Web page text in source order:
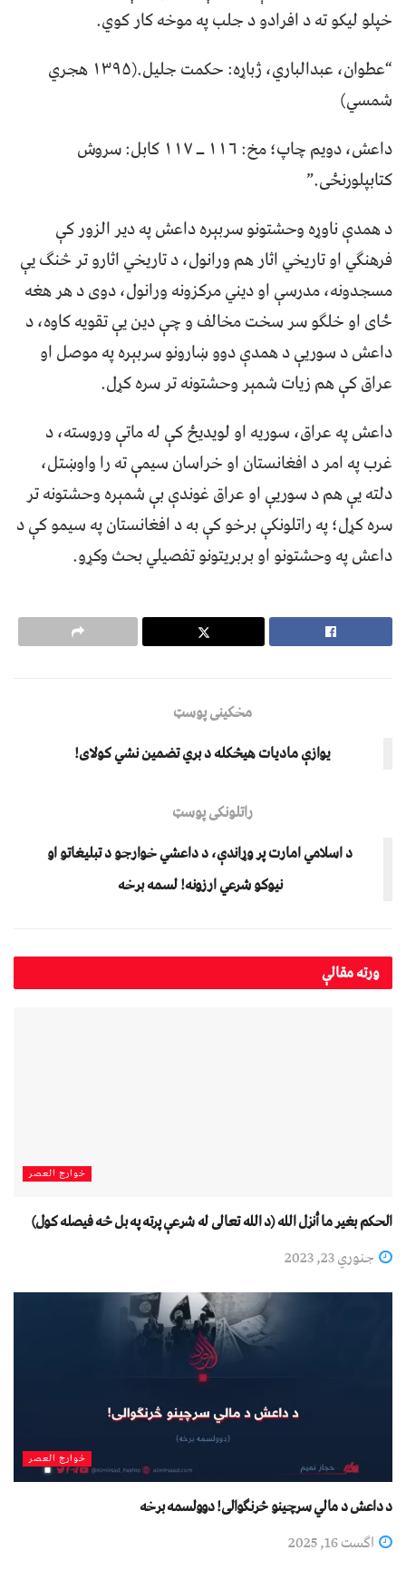
خپلو لیکو ته د افرادو د جلب په موخه کار کوي.
“عطوان، عبدالباري، ژباړه: حکمت جليل.(۱۳۹۵ هجري
شمسي)
داعش، دويم چاپ؛ مخ: ۱۱۶ ــ ۱۱۷ کابل: سروش
کتابپلورنځی.”
د همدې ناوړه وحشتونو سربېره داعش په دیر الزور کې
فرهنګي او تاریخي اثار هم ورانول، د تاریخي اثارو تر څنګ یې
مسجدونه، مدرسې او ديني مرکزونه ورانول، دوی د هر هغه
ځای او خلګو سر سخت مخالف و چې دین یې تقویه کاوه، د
داعش د سوریې د همدې دوو ښارونو سربېره په موصل او
عراق کې هم زیات شمېر وحشتونه تر سره کړل.
داعش په عراق، سوریه او لویدیځ کې له ماتې وروسته، د
غرب په امر د افغانستان او خراسان سیمې ته را واوښتل،
دلته یې هم د سوریې او عراق غوندې بې شمېره وحشتونه تر
سره کړل؛ په راتلونکې برخو کې به د افغانستان په سیمو کې د
داعش په وحشتونو او بربریتونو تفصیلي بحث وکړو.
مخکینی پوسټ
یوازې مادیات هیڅکله د بري تضمین نشي کولای!
راتلونکی پوسټ
د اسلامي امارت پر وړاندې، د داعشي خوارجو د تبليغاتو او
نیوکو شرعي ارزونه! لسمه برخه
ورتهمقالې
خوارج العصر
الحكم بغير ما أنزل الله (د الله تعالی له شرعې پرته په بل څه فيصله کول)
جنوري 23, 2023
خوارج العصر
د داعش د مالي سرچینو څرنګوالی! دوولسمه برخه
اگست 16, 2025